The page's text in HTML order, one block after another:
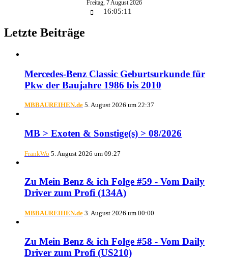
Freitag, 7August 2026
16:05:12
Letzte Beiträge
Mercedes-Benz Classic Geburtsurkunde für
Pkw der Baujahre 1986 bis 2010
MBBAUREIHEN.de 5. August 2026 um 22:37
MB > Exoten & Sonstige(s) > 08/2026
FrankWo 5. August 2026 um 09:27
Zu Mein Benz & ich Folge #59 - Vom Daily
Driver zum Profi (134A)
MBBAUREIHEN.de 3. August 2026 um 00:00
Zu Mein Benz & ich Folge #58 - Vom Daily
Driver zum Profi (US210)